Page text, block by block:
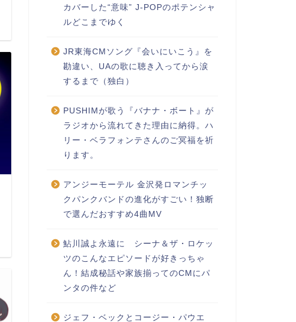
カバーした“意味” J-POPのポテンシャ
ルどこまでゆく
JR東海CMソング『会いにいこう』を
勘違い、UAの歌に聴き入ってから涙
するまで（独白）
PUSHIMが歌う『バナナ・ボート』が
ラジオから流れてきた理由に納得。ハ
リー・ベラフォンテさんのご冥福を祈
ります。
アンジーモーテル 金沢発ロマンチッ
クパンクバンドの進化がすごい！独断
で選んだおすすめ4曲MV
鮎川誠よ永遠に シーナ＆ザ・ロケッ
ツのこんなエピソードが好きっちゃ
ん！結成秘話や家族揃ってのCMにパ
ンタの件など
ジェフ・ベックとコージー・パウエ